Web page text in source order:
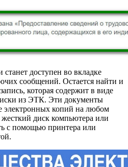
станет доступен во вкладке
сообщений. Остается найти и
которая содержит в виде
из ЭТК. Эти документы
электронных копий на любом
диск компьютера или
с помощью принтера или